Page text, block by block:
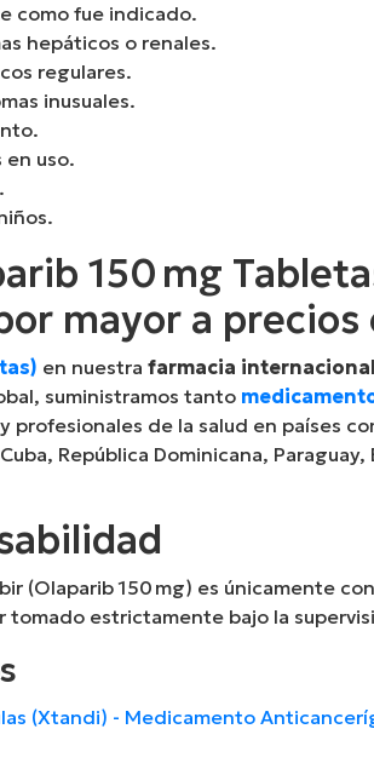
como fue indicado.
hepáticos o renales.
regulares.
inusuales.
uso.
150 mg
mayor a
en nuestra farmacia
suministramos tanto
de la salud en países
República Dominicana,
(Olaparib 150 mg) es únicamente
estrictamente bajo la